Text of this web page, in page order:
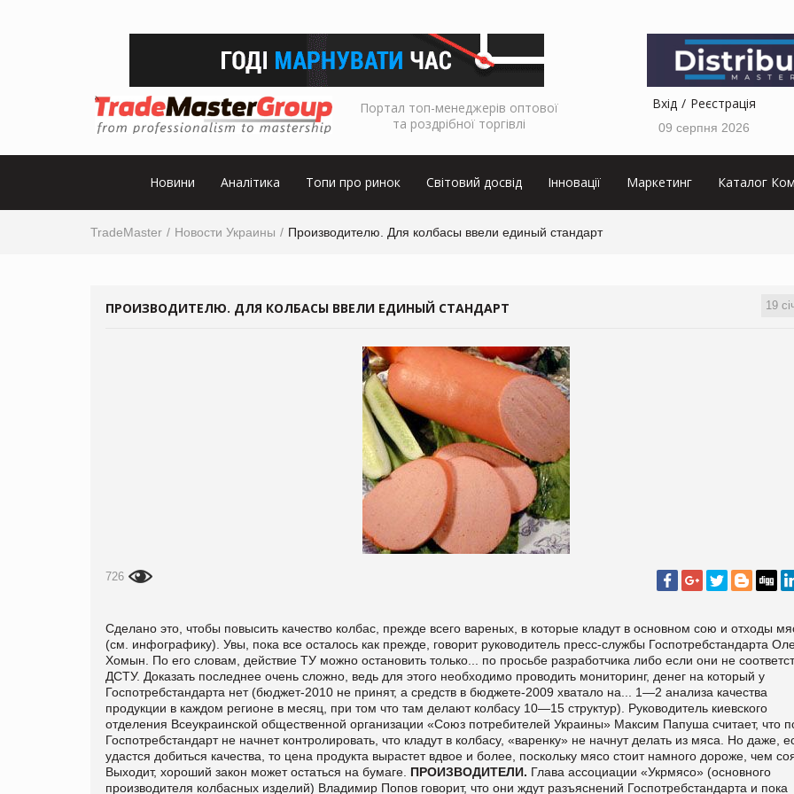
Портал топ-менеджерів оптової
та роздрібної торгівлі
Вхід Реєстрація
09 серпня 2026
Новини Аналітика Топи про ринок Світовий досвід Інновації Маркетинг Каталог
TradeMaster Новости Украины Производителю. Для колбасы ввели единый стандарт
19
ПРОИЗВОДИТЕЛЮ. ДЛЯ КОЛБАСЫ ВВЕЛИ ЕДИНЫЙ СТАНДАРТ
726
Сделано это, чтобы повысить качество колбас, прежде всего вареных, в которые кладут в основном сою и отходы
(см. инфографику). Увы, пока все осталось как прежде, говорит руководитель пресс-службы Госпотребстандарта
Хомын. По его словам, действие ТУ можно остановить только... по просьбе разработчика либо если они не
ДСТУ. Доказать последнее очень сложно, ведь для этого необходимо проводить мониторинг, денег на который у
Госпотребстандарта нет (бюджет-2010 не принят, а средств в бюджете-2009 хватало на... 1—2 анализа качества
продукции в каждом регионе в месяц, при том что там делают колбасу 10—15 структур). Руководитель киевского
отделения Всеукраинской общественной организации «Союз потребителей Украины» Максим Папуша считает, что
Госпотребстандарт не начнет контролировать, что кладут в колбасу, «варенку» не начнут делать из мяса. Но даже,
удастся добиться качества, то цена продукта вырастет вдвое и более, поскольку мясо стоит намного дороже, чем
Выходит, хороший закон может остаться на бумаге. ПРОИЗВОДИТЕЛИ. Глава ассоциации «Укрмясо» (основного
производителя колбасных изделий) Владимир Попов говорит, что они ждут разъяснений Госпотребстандарта и пока